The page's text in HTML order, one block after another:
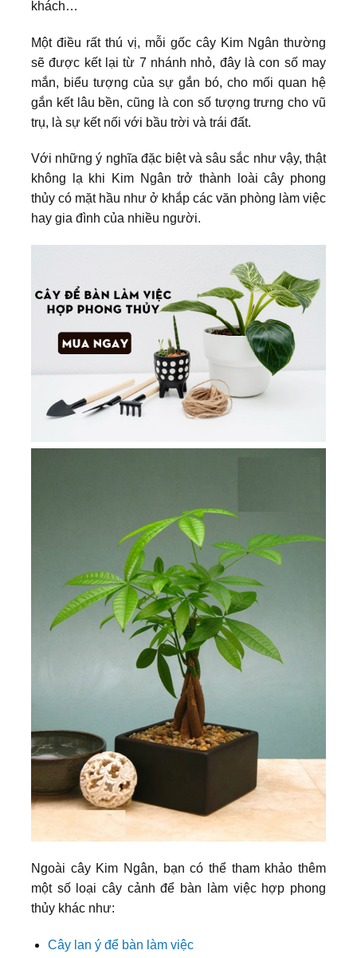
khách…
Một điều rất thú vị, mỗi gốc cây Kim Ngân thường
sẽ được kết lại từ 7 nhánh nhỏ, đây là con số may
mắn, biểu tượng của sự gắn bó, cho mối quan hệ
gắn kết lâu bền, cũng là con số tượng trưng cho vũ
trụ, là sự kết nối với bầu trời và trái đất.
Với những ý nghĩa đặc biệt và sâu sắc như vậy, thật
không lạ khi Kim Ngân trở thành loài cây phong
thủy có mặt hầu như ở khắp các văn phòng làm việc
hay gia đình của nhiều người.
Ngoài cây Kim Ngân, bạn có thể tham khảo thêm
một số loại cây cảnh để bàn làm việc hợp phong
thủy khác như:
Cây lan ý để bàn làm việc